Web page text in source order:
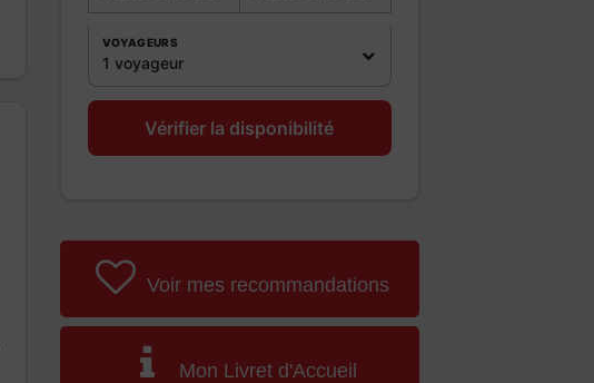
VOYAGEURS
1 voyageur
Vérifier la disponibilité
Voir mes recommandations
Mon Livret d'Accueil